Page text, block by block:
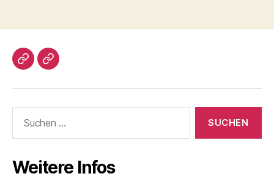
Impressum/DatSchutz
Beliebte
nach:
Weitere Infos